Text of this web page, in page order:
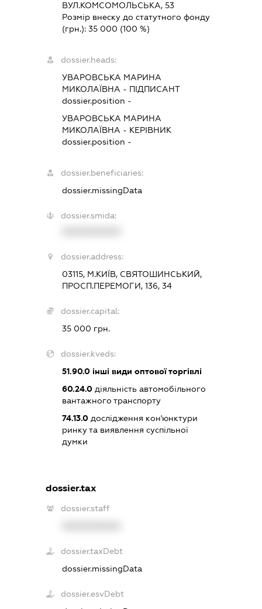
ВУЛ.КОМСОМОЛЬСЬКА, 53
Розмір внеску до статутного фонду
(грн.):35 000 (100 %)
dossier.heads:
УВАРОВСЬКА МАРИНА
МИКОЛАЇВНА - ПІДПИСАНТ
dossier.position -
УВАРОВСЬКА МАРИНА
МИКОЛАЇВНА - КЕРІВНИК
dossier.position -
dossier.beneficiaries:
dossier.missingData
dossier.smida:
dossier.address:
03115, М.КИЇВ, СВЯТОШИНСЬКИЙ,
ПРОСП.ПЕРЕМОГИ, 136, 34
dossier.capital:
35 000 грн.
dossier.kveds:
51.90.0 інші види оптової торгівлі
60.24.0 діяльність автомобільного
вантажного транспорту
74.13.0 дослідження кон'юнктури
ринку та виявлення суспільної
думки
dossier.tax
dossier.staff
dossier.taxDebt
dossier.missingData
dossier.esvDebt